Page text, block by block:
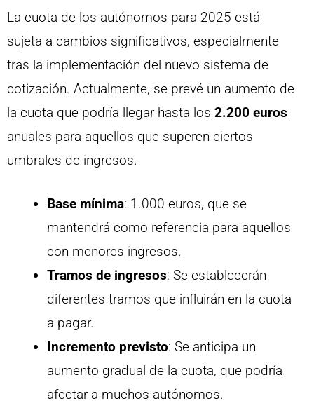
La cuota de los autónomos para 2025 está
sujeta a cambios significativos, especialmente
tras la implementación del nuevo sistema de
cotización. Actualmente, se prevé un aumento de
la cuota que podría llegar hasta los 2.200 euros
anuales para aquellos que superen ciertos
umbrales de ingresos.
Base mínima: 1.000 euros, que se
mantendrá como referencia para aquellos
con menores ingresos.
Tramos de ingresos: Se establecerán
diferentes tramos que influirán en la cuota
a pagar.
Incremento previsto: Se anticipa un
aumento gradual de la cuota, que podría
afectar a muchos autónomos.